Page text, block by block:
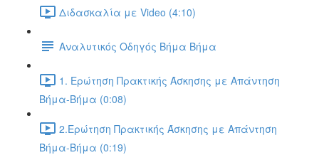
Διδασκαλία με Video (4:10)
Αναλυτικός Οδηγός Βήμα Βήμα
1. Ερώτηση Πρακτικής Άσκησης με Απάντηση
Βήμα-Βήμα (0:08)
2.Ερώτηση Πρακτικής Άσκησης με Απάντηση
Βήμα-Βήμα (0:19)